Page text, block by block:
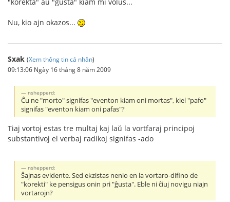
Nu, kio ajn okazos...
Sxak (Xem thông tin cá nhân)
09:13:06 Ngày 16 tháng 8 năm 2009
nshepperd:
Ĉu ne "morto" signifas "eventon kiam oni mortas", kiel "pafo"
signifas "eventon kiam oni pafas"?
Tiaj vortoj estas tre multaj kaj laŭ la vortfaraj principoj
substantivoj el verbaj radikoj signifas -ado
nshepperd:
Ŝajnas evidente. Sed ekzistas nenio en la vortaro-difino de
"korekti" ke pensigus onin pri "ĝusta". Eble ni ĉiuj novigu niajn
vortarojn?